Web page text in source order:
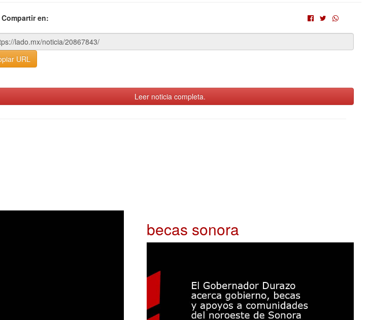
Compartir en:
URL
Leer noticia completa.
becas sonora